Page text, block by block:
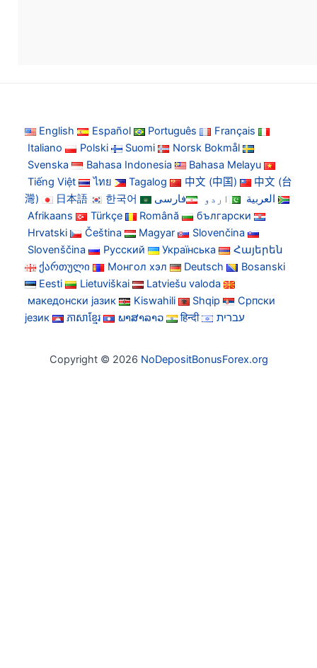
English Español Português
Français
Italiano
Polski Suomi
Norsk Bokmål
Svenska
Bahasa Indonesia
Bahasa Melayu
Tiếng Việt
ไทย Tagalog 中文 (中国)
中文 (台
灣)
日本語 한국어 العربية اردو
فارسی
Afrikaans
Türkçe Română
български
Hrvatski
Čeština Magyar
Slovenčina
Slovenščina
Русский Українська
Հայերեն
ქართული
Монгол хэл Deutsch
Bosanski
Eesti
Lietuviškai
Latviešu valoda
македонски јазик
Kiswahili Shqip
Српски
језик
ភាសាខ្មែរ ພາສາລາວ हिन्दी עברית
Copyright © 2026 NoDepositBonusForex.org